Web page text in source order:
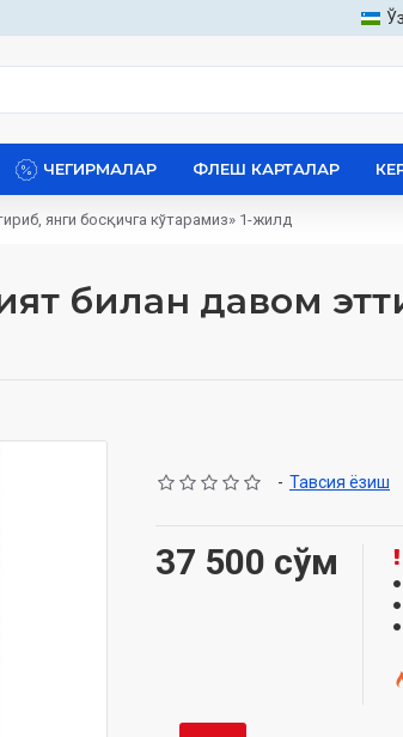
ЧЕГИРМАЛАР ФЛЕШ КАРТАЛАР
янги босқичга кўтарамиз» 1-жилд
билан давом
- Тавсия ёзиш
37 500 сўм